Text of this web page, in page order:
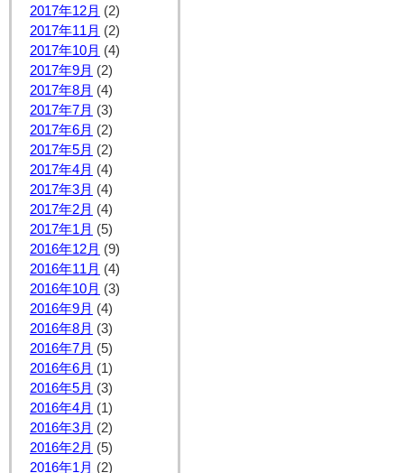
2017年12月 (2)
2017年11月 (2)
2017年10月 (4)
2017年9月 (2)
2017年8月 (4)
2017年7月 (3)
2017年6月 (2)
2017年5月 (2)
2017年4月 (4)
2017年3月 (4)
2017年2月 (4)
2017年1月 (5)
2016年12月 (9)
2016年11月 (4)
2016年10月 (3)
2016年9月 (4)
2016年8月 (3)
2016年7月 (5)
2016年6月 (1)
2016年5月 (3)
2016年4月 (1)
2016年3月 (2)
2016年2月 (5)
2016年1月 (2)